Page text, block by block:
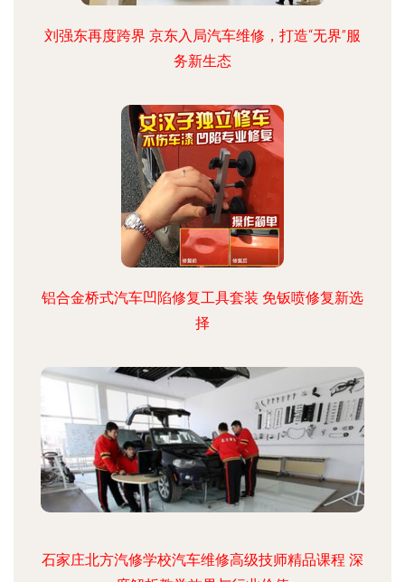
刘强东再度跨界 京东入局汽车维修，打造“无界”服
务新生态
铝合金桥式汽车凹陷修复工具套装 免钣喷修复新选
择
石家庄北方汽修学校汽车维修高级技师精品课程 深